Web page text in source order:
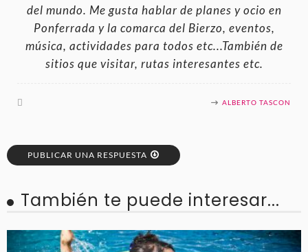
del mundo. Me gusta hablar de planes y ocio en
Ponferrada y la comarca del Bierzo, eventos,
música, actividades para todos etc...También de
sitios que visitar, rutas interesantes etc.
ALBERTO TASCON
PUBLICAR UNA RESPUESTA
También te puede interesar...